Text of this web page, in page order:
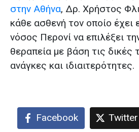
στην Αθήνα, Δρ. Χρήστος
κάθε ασθενή τον οποίο έχει
νόσος Περονί να επιλέξει
θεραπεία με βάση τις δικές
ανάγκες και ιδιαιτερότητες.
Facebook Twitter